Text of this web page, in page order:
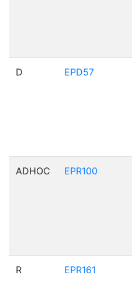
D EPD57
ADHOC EPR100
R EPR161